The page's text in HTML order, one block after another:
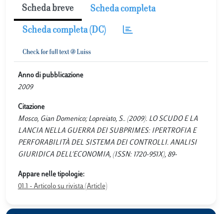
Scheda breve Scheda completa
Scheda completa (DC)
Anno di pubblicazione
2009
Citazione
Mosco, Gian Domenico; Lopreiato, S.. (2009). LO SCUDO E LA
LANCIA NELLA GUERRA DEI SUBPRIMES: IPERTROFIA E
PERFORABILITÀ DEL SISTEMA DEI CONTROLLI. ANALISI
GIURIDICA DELL'ECONOMIA, (ISSN: 1720-951X), 89-
Appare nelle tipologie:
01.1 - Articolo su rivista (Article)